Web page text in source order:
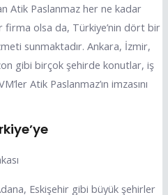
Atik Paslanmaz her ne kadar
olsa da, Türkiye’nin dört bir
sunmaktadır. Ankara, İzmir,
gibi birçok şehirde konutlar, iş
Atik Paslanmaz’ın imzasını
Eskişehir gibi büyük şehirler